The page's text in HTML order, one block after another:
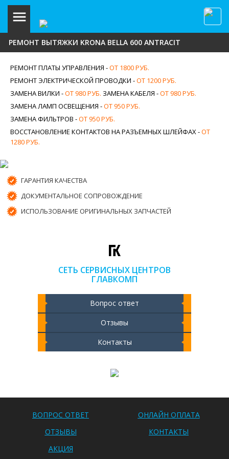
СЕТЬ СЕРВИСНЫХ ЦЕНТРОВ
ГЛАВКОМП
Вопрос ответ
Отзывы
Контакты
РЕМОНТ ВЫТЯЖКИ KRONA BELLA 600 ANTRACIT
РЕМОНТ ПЛАТЫ УПРАВЛЕНИЯ -ОТ 1800 РУБ.
РЕМОНТ ЭЛЕКТРИЧЕСКОЙ ПРОВОДКИ -ОТ 1200 РУБ.
ЗАМЕНА ВИЛКИ -ОТ 980 РУБ. ЗАМЕНА КАБЕЛЯ -ОТ 980 РУБ.
ЗАМЕНА ЛАМП ОСВЕЩЕНИЯ -ОТ 950 РУБ.
ЗАМЕНА ФИЛЬТРОВ -ОТ 950 РУБ.
ВОССТАНОВЛЕНИЕ КОНТАКТОВ НА РАЗЪЕМНЫХ ШЛЕЙФАХ -ОТ
1280 РУБ.
ГАРАНТИЯ КАЧЕСТВА
ДОКУМЕНТАЛЬНОЕ СОПРОВОЖДЕНИЕ
ИСПОЛЬЗОВАНИЕ ОРИГИНАЛЬНЫХ ЗАПЧАСТЕЙ
ВОПРОС ОТВЕТ
ОНЛАЙН ОПЛАТА
ОТЗЫВЫ
КОНТАКТЫ
АКЦИЯ